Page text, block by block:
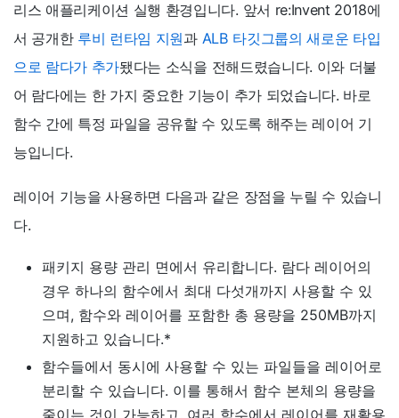
리스 애플리케이션 실행 환경입니다. 앞서 re:Invent 2018에
서 공개한 루비 런타임 지원과 ALB 타깃그룹의 새로운 타입
으로 람다가 추가됐다는 소식을 전해드렸습니다. 이와 더불
어 람다에는 한 가지 중요한 기능이 추가 되었습니다. 바로
함수 간에 특정 파일을 공유할 수 있도록 해주는 레이어 기
능입니다.
레이어 기능을 사용하면 다음과 같은 장점을 누릴 수 있습니
다.
패키지 용량 관리 면에서 유리합니다. 람다 레이어의
경우 하나의 함수에서 최대 다섯개까지 사용할 수 있
으며, 함수와 레이어를 포함한 총 용량을 250MB까지
지원하고 있습니다.*
함수들에서 동시에 사용할 수 있는 파일들을 레이어로
분리할 수 있습니다. 이를 통해서 함수 본체의 용량을